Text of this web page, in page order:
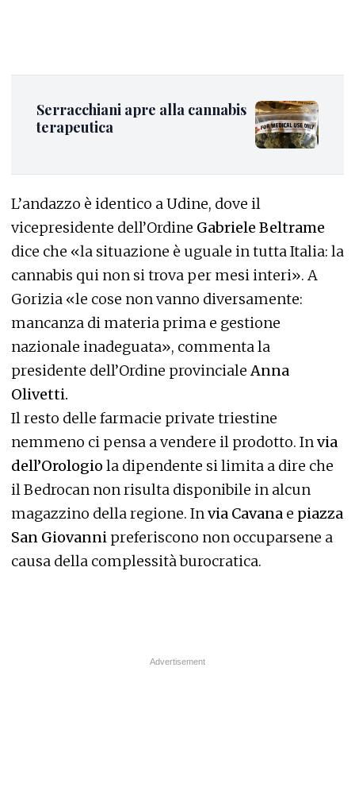
Serracchiani apre alla cannabis
terapeutica
L’andazzo è identico a Udine, dove il
vicepresidente dell’Ordine Gabriele Beltrame
dice che «la situazione è uguale in tutta Italia: la
cannabis qui non si trova per mesi interi». A
Gorizia «le cose non vanno diversamente:
mancanza di materia prima e gestione
nazionale inadeguata», commenta la
presidente dell’Ordine provincialeAnna
Olivetti.
Il resto delle farmacie private triestine
nemmeno ci pensa a vendere il prodotto. Invia
dell’Orologio la dipendente si limita a dire che
il Bedrocan non risulta disponibile in alcun
magazzino della regione. Invia Cavana e piazza
San Giovanni preferiscono non occuparsene a
causa della complessità burocratica.